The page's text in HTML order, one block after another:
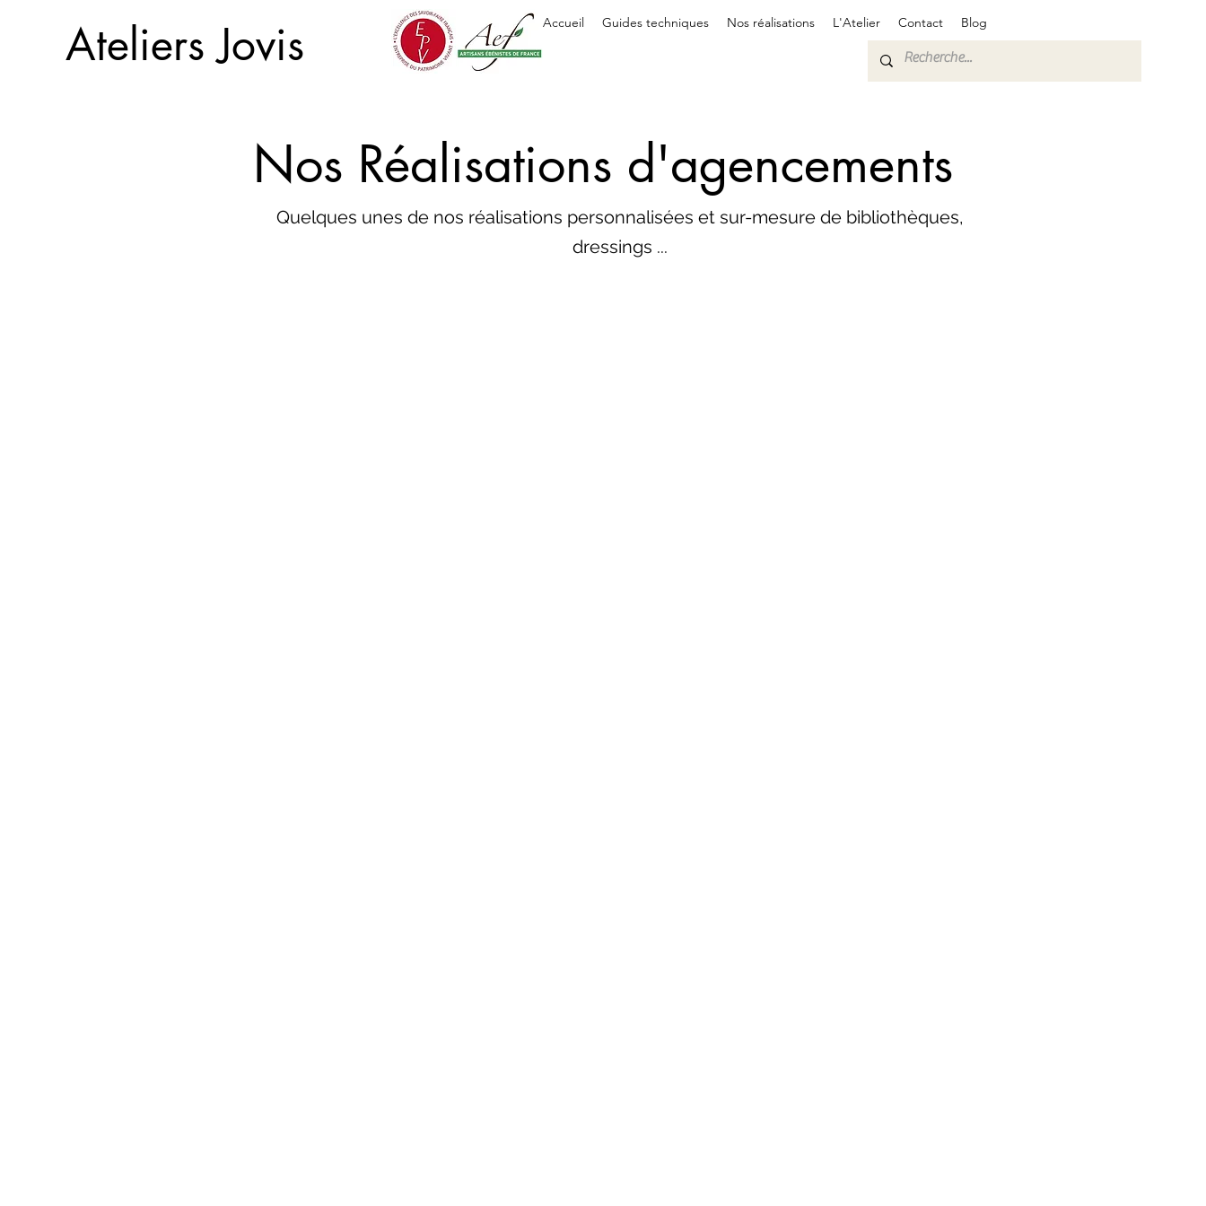
Ateliers Jovis Accueil Guides techniques Nos réalisations L'Atelier Contact Blog
Nos Réalisations d'agencements
Quelques unes de nos réalisations personnalisées et sur-mesure de bibliothèques,
dressings ...